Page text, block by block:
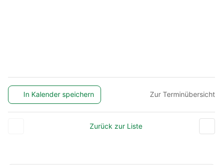
In Kalender speichern Zur Terminübersicht
Zurück zur Liste